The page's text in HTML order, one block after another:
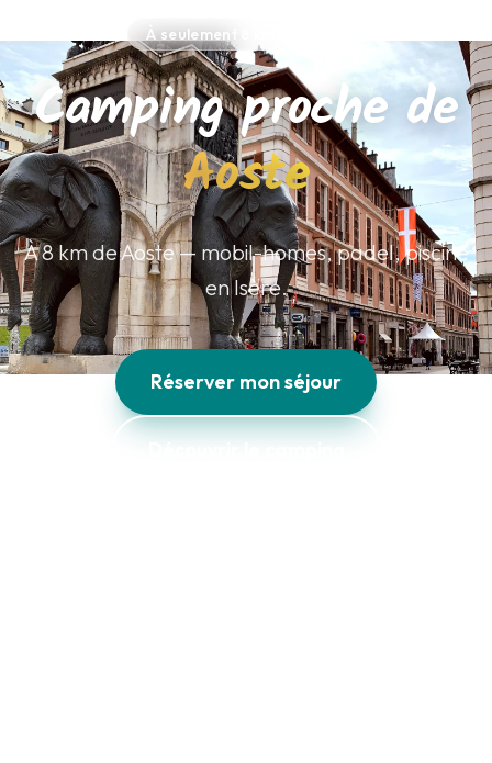
À seulement 8 km de Aoste
Camping proche de
Aoste
À 8 km de Aoste — mobil-homes, padel, piscine
en Isère.
Réserver mon séjour